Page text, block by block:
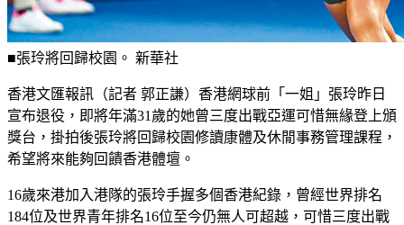
■張玲將回歸校園。 新華社
香港文匯報訊（記者 郭正謙）香港網球前「一姐」張玲昨日
宣布退役，即將年滿31歲的她曾三度出戰亞運可惜無緣登上頒
獎台，掛拍後張玲將回歸校園修讀康體及休閒事務管理課程，
希望將來能夠回饋香港體壇。
16歲來港加入港隊的張玲手握多個香港紀錄，曾經世界排名
184位及世界青年排名16位至今仍無人可超越，可惜三度出戰